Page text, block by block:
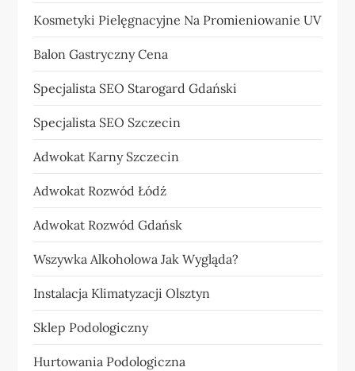
Kosmetyki Pielęgnacyjne Na Promieniowanie UV
Balon Gastryczny Cena
Specjalista SEO Starogard Gdański
Specjalista SEO Szczecin
Adwokat Karny Szczecin
Adwokat Rozwód Łódź
Adwokat Rozwód Gdańsk
Wszywka Alkoholowa Jak Wygląda?
Instalacja Klimatyzacji Olsztyn
Sklep Podologiczny
Hurtowania Podologiczna